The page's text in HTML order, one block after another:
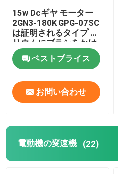
15w Dcギヤ モーター
2GN3-180K GPG-07SC
は証明されるタイプ セ
リウムにブラシをかけ
る
ベストプライス
お問い合わせ
電動機の変速機 (22)